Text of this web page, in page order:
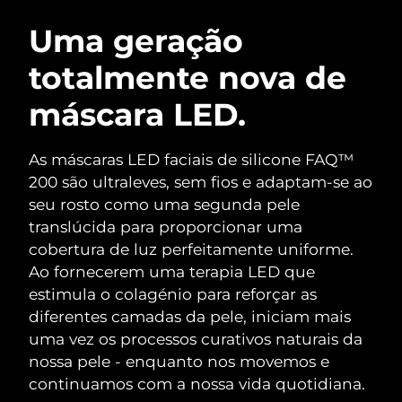
Uma geração
totalmente nova de
máscara LED.
As máscaras LED faciais de silicone FAQ™
200 são ultraleves, sem fios e adaptam-se ao
seu rosto como uma segunda pele
translúcida para proporcionar uma
cobertura de luz perfeitamente uniforme.
Ao fornecerem uma terapia LED que
estimula o colagénio para reforçar as
diferentes camadas da pele, iniciam mais
uma vez os processos curativos naturais da
nossa pele - enquanto nos movemos e
continuamos com a nossa vida quotidiana.
Limpeza facial
Anti-aging massage
LUNA™ 4 Plus
Massage, LED heating
LUNA™ 4 Men
For men, anti-aging massage
Lifting facial
Microcurrent toning
BEAR™ 2 go
Microcurrent toning on-the-go
BEAR™ 2 eyes & lips
Microcurrent line smoothing device
Hidratação
UFO™ 3 kit
Deep facial hydration
UFO™ 3 LED
Near-infrared and red light therapy
device
Cuidado oral
issa™ 4
Hybrid silicone sonic toothbrush
issa™ 4 plus
Smart hybrid silicone sonic toothbrush
TRATAMENTO ANTIENVELHECIMENTO
FAQ™
Antienvelhecimento Tratamentos LED
NEW
Áustria
Barein Entrega prevista 10/8/26
Bélgica Entrega prevista
Bermudas Entrega prevista15/8/26
Bósnia e
Herzegovina
Entrega prevista
Brunei Entrega prevista 14/8/26
Bulgária Entrega prevista
Canadá Entrega prevista13/8/26
Chile Entrega prevista13/8/26